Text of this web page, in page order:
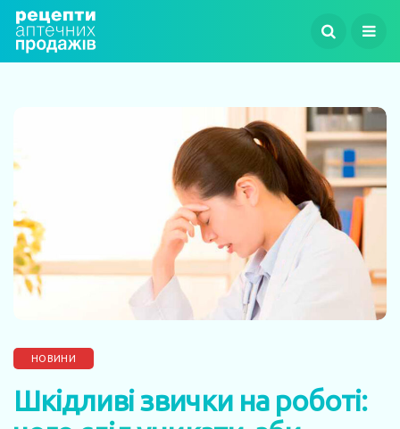
НОВИНИ
Шкідливі звички на роботі: